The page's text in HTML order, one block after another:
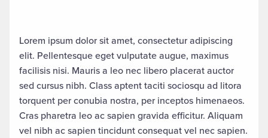
Lorem ipsum dolor sit amet, consectetur adipiscing
elit. Pellentesque eget vulputate augue, maximus
facilisis nisi. Mauris a leo nec libero placerat auctor
sed cursus nibh. Class aptent taciti sociosqu ad litora
torquent per conubia nostra, per inceptos himenaeos.
Cras pharetra leo ac sapien gravida efficitur. Aliquam
vel nibh ac sapien tincidunt consequat vel nec sapien.